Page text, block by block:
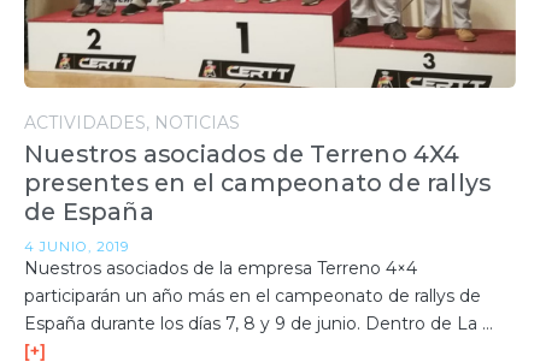
ACTIVIDADES NOTICIAS
Nuestros asociados de Terreno 4X4
presentes en el campeonato de rallys
de España
4 JUNIO, 2019
Nuestros asociados de la empresa Terreno 4×4
participarán un año más en el campeonato de rallys de
España durante los días 7, 8 y 9 de junio. Dentro de La …
[+]